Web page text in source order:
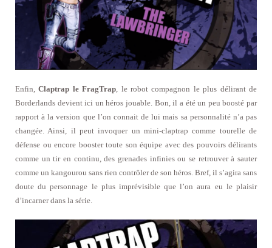
Enfin, Claptrap le FragTrap , le robot compagnon le plus délirant de
Borderlands devient ici un héros jouable. Bon, il a été un peu boosté par
rapport à la version que l’on connait de lui mais sa personnalité n’a pas
changée. Ainsi, il peut invoquer un mini-claptrap comme tourelle de
défense ou encore booster toute son équipe avec des pouvoirs délirants
comme un tir en continu, des grenades infinies ou se retrouver à sauter
comme un kangourou sans rien contrôler de son héros. Bref, il s’agira sans
doute du personnage le plus imprévisible que l’on aura eu le plaisir
d’incarner dans la série.